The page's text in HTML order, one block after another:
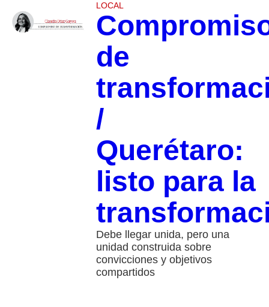
LOCAL
de
/
Querétaro:
listo para la
Debe llegar unida, pero una
unidad construida sobre
convicciones y objetivos
compartidos